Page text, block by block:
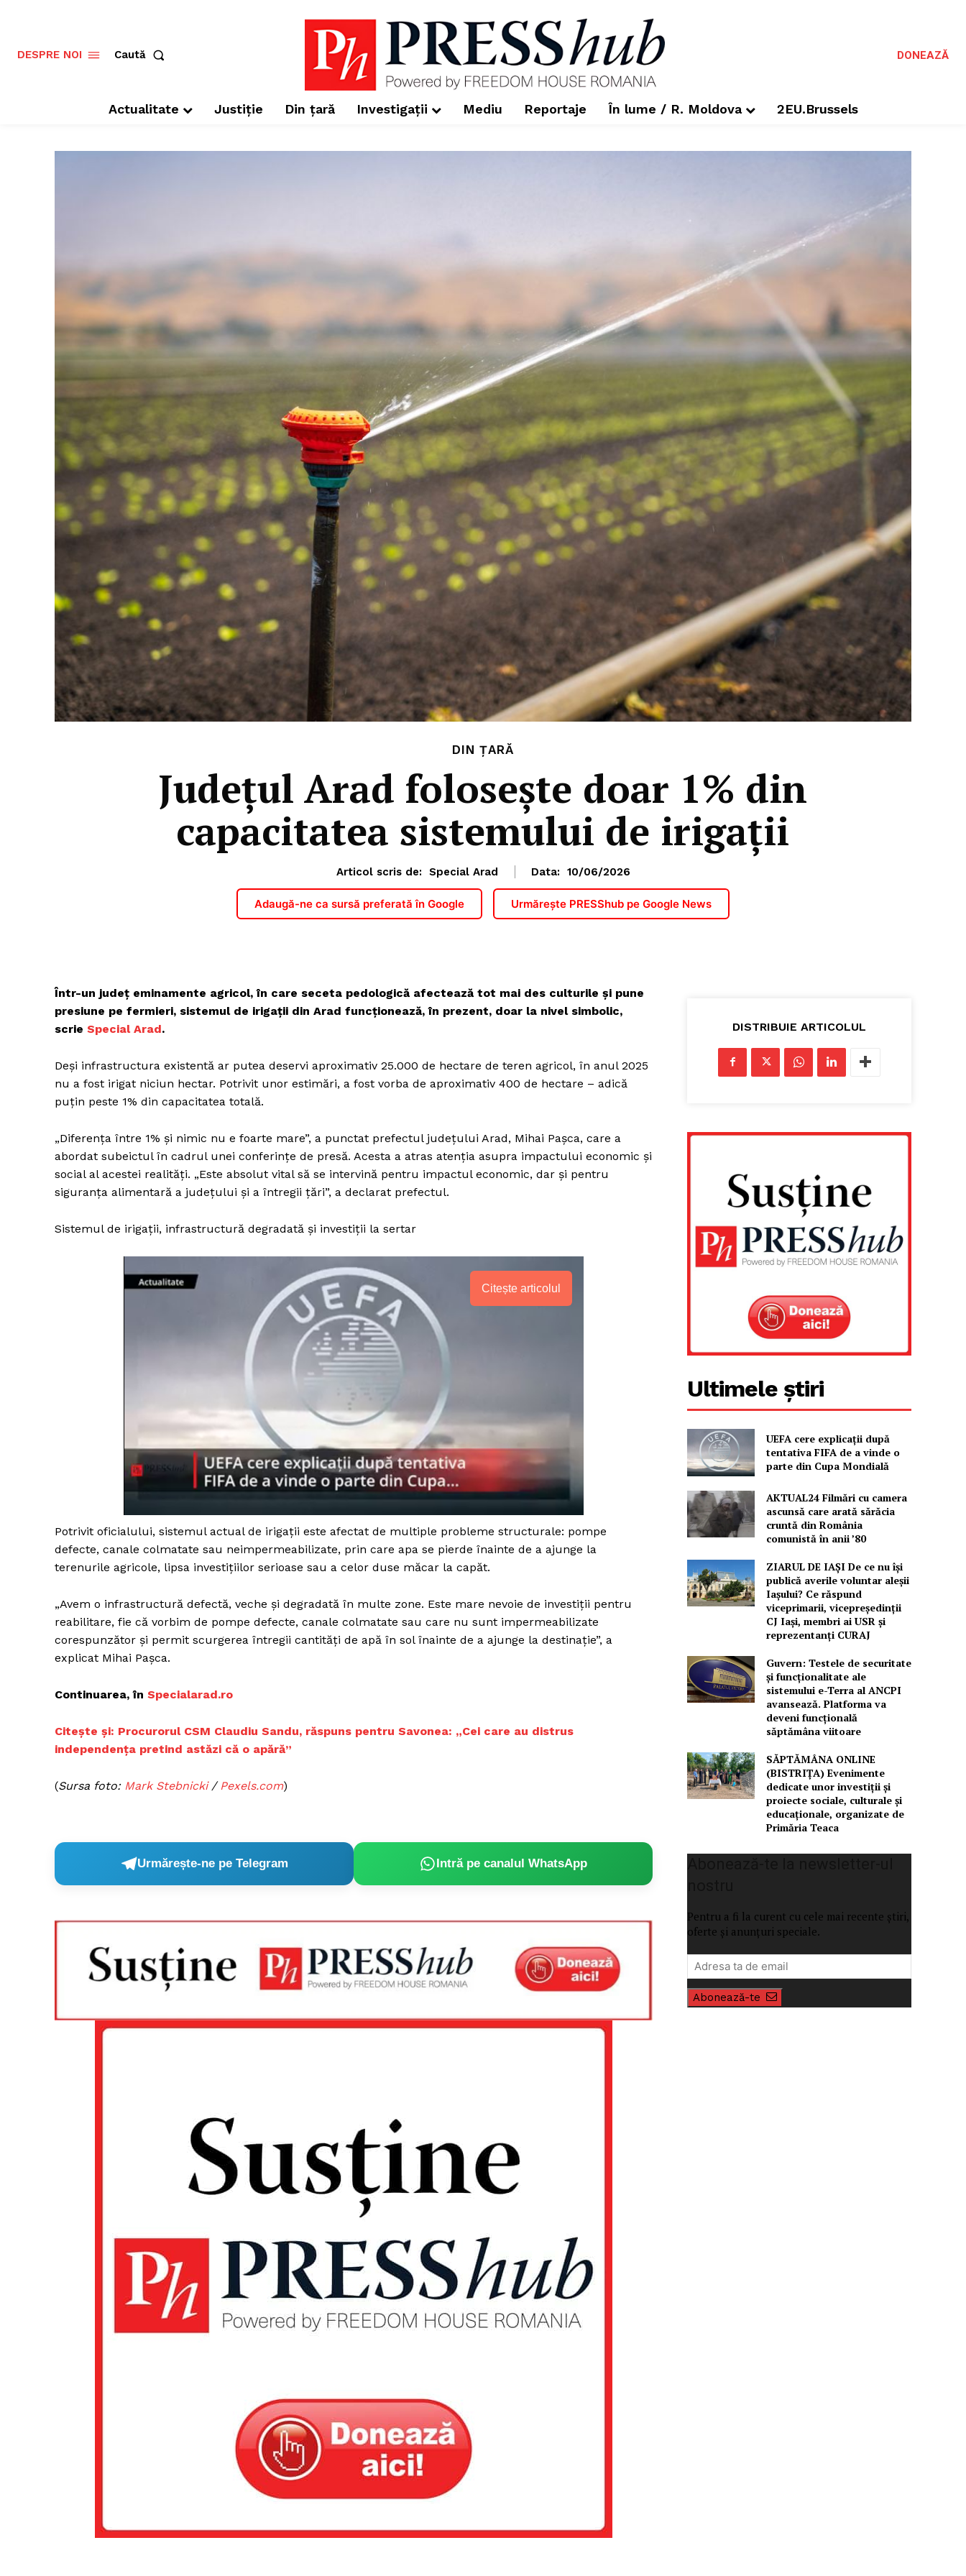
PRESShub
Proiecte editoriale
Rețea
DESPRE NOI Caută DONEAZĂ
Actualitate Justiție Din țară Investigații Mediu Reportaje În lume / R. Moldova 2EU.Brussels
DIN ȚARĂ
Județul Arad folosește doar 1% din
capacitatea sistemului de irigații
Articol scris de: Special Arad Data: 10/06/2026
Adaugă-ne ca sursă preferată în Google Urmărește PRESShub pe Google News
Într-un județ eminamente agricol, în care seceta pedologică afectează tot mai des culturile și pune
presiune pe fermieri, sistemul de irigații din Arad funcționează, în prezent, doar la nivel simbolic,
scrie Special Arad.
Deși infrastructura existentă ar putea deservi aproximativ 25.000 de hectare de teren agricol, în anul 2025
nu a fost irigat niciun hectar. Potrivit unor estimări, a fost vorba de aproximativ 400 de hectare – adică
puțin peste 1% din capacitatea totală.
„Diferența între 1% și nimic nu e foarte mare”, a punctat prefectul județului Arad, Mihai Pașca, care a
abordat subeictul în cadrul unei conferințe de presă. Acesta a atras atenția asupra impactului economic și
social al acestei realități. „Este absolut vital să se intervină pentru impactul economic, dar și pentru
siguranța alimentară a județului și a întregii țări”, a declarat prefectul.
Sistemul de irigații, infrastructură degradată și investiții la sertar
Citește articolul
Potrivit oficialului, sistemul actual de irigații este afectat de multiple probleme structurale: pompe
defecte, canale colmatate sau neimpermeabilizate, prin care apa se pierde înainte de a ajunge la
terenurile agricole, lipsa investițiilor serioase sau a celor duse măcar la capăt.
„Avem o infrastructură defectă, veche și degradată în multe zone. Este mare nevoie de investiții pentru
reabilitare, fie că vorbim de pompe defecte, canale colmatate sau care nu sunt impermeabilizate
corespunzător și permit scurgerea întregii cantități de apă în sol înainte de a ajunge la destinație”, a
explicat Mihai Pașca.
Continuarea, în Specialarad.ro
Citește și: Procurorul CSM Claudiu Sandu, răspuns pentru Savonea: „Cei care au distrus
independența pretind astăzi că o apără”
(Sursa foto: Mark Stebnicki/ Pexels.com)
Urmărește-ne pe Telegram Intră pe canalul WhatsApp
DISTRIBUIE ARTICOLUL
Ultimele știri
UEFA cere explicații după
tentativa FIFA de a vinde o
parte din Cupa Mondială
AKTUAL24 Filmări cu camera
ascunsă care arată sărăcia
cruntă din România
comunistă în anii ’80
ZIARUL DE IAȘI De ce nu își
publică averile voluntar aleșii
Iașului? Ce răspund
viceprimarii, vicepreședinții
CJ Iași, membri ai USR și
reprezentanți CURAJ
Guvern: Testele de securitate
și funcționalitate ale
sistemului e-Terra al ANCPI
avansează. Platforma va
deveni funcțională
săptămâna viitoare
SĂPTĂMÂNA ONLINE
(BISTRIȚA) Evenimente
dedicate unor investiții și
proiecte sociale, culturale și
educaționale, organizate de
Primăria Teaca
Pentru a fi la curent cu cele mai recente știri,
oferte și anunțuri speciale.
Abonează-te